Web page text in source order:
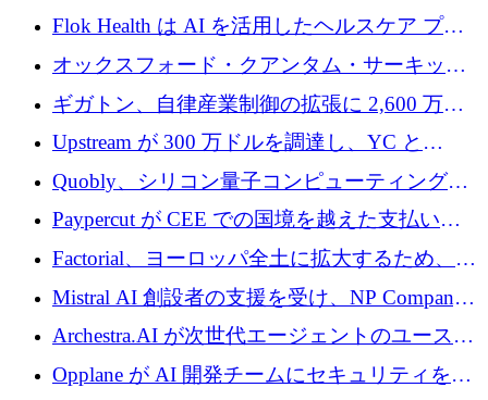
ムを最前線に近づけるために150万ユーロを調
Flok Health は AI を活用したヘルスケア プラ
ットフォームの成長に 1,250 万ドルを投資
オックスフォード・クアンタム・サーキット
が「成人向け」2億6,000万ポンドの資金調達
ラウンドを獲得
ギガトン、自律産業制御の拡張に 2,600 万ド
ルを調達
Upstream が 300 万ドルを調達し、YC と
Xavier Niel が支援する共同 AI 受信箱を立ち上
げる
Quobly、シリコン量子コンピューティングの
商用化のためにシリーズ A で 1 億 1,500 万ユ
ーロを調達
Paypercut が CEE での国境を越えた支払いを
拡大するために 500 万ユーロを確保
Factorial、ヨーロッパ全土に拡大するため、25
億ドルの評価額で1億5,000万ドルのシリーズD
Mistral AI 創設者の支援を受け、NP Company
がエンジニアリング向け AI を推進するために
600 万ユーロのプレシードを確保
Archestra.AI が次世代エージェントのユースケ
ースを実現するために 1,000 万ドルを調達
Opplane が AI 開発チームにセキュリティをも